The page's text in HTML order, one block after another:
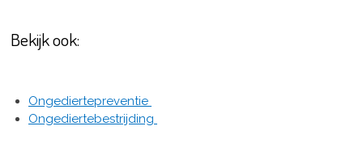
Bekijk ook:
Ongediertepreventie
Ongediertebestrijding